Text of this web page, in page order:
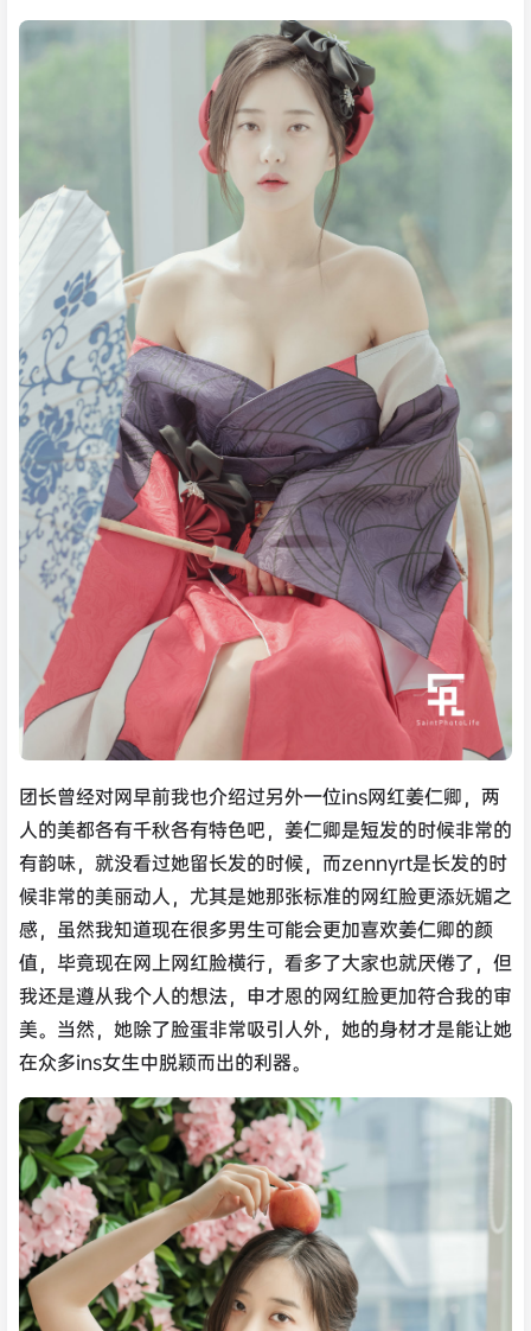
团长曾经对网早前我也介绍过另外一位ins网红姜仁卿，两
人的美都各有千秋各有特色吧，姜仁卿是短发的时候非常的
有韵味，就没看过她留长发的时候，而zennyrt是长发的时
候非常的美丽动人，尤其是她那张标准的网红脸更添妩媚之
感，虽然我知道现在很多男生可能会更加喜欢姜仁卿的颜
值，毕竟现在网上网红脸横行，看多了大家也就厌倦了，但
我还是遵从我个人的想法，申才恩的网红脸更加符合我的审
美。当然，她除了脸蛋非常吸引人外，她的身材才是能让她
在众多ins女生中脱颖而出的利器。